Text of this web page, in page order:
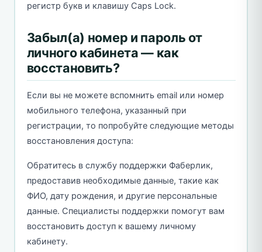
регистр букв и клавишу Caps Lock.
Забыл(а) номер и пароль от
личного кабинета — как
восстановить?
Если вы не можете вспомнить email или номер
мобильного телефона, указанный при
регистрации, то попробуйте следующие методы
восстановления доступа:
Обратитесь в службу поддержки Фаберлик,
предоставив необходимые данные, такие как
ФИО, дату рождения, и другие персональные
данные. Специалисты поддержки помогут вам
восстановить доступ к вашему личному
кабинету.